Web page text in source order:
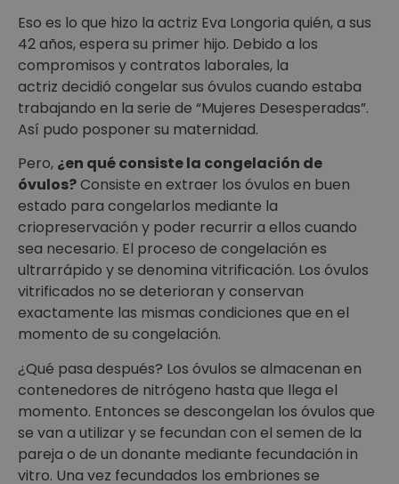
Eso es lo que hizo la actriz Eva Longoria quién, a sus
42 años, espera su primer hijo. Debido a los
compromisos y contratos laborales, la
actriz decidió congelar sus óvulos cuando estaba
trabajando en la serie de “Mujeres Desesperadas”.
Así pudo posponer su maternidad.
Pero, ¿en qué consiste la congelación de
óvulos?Consiste en extraer los óvulos en buen
estado para congelarlos mediante la
criopreservación y poder recurrir a ellos cuando
sea necesario. El proceso de congelación es
ultrarrápido y se denomina vitrificación. Los óvulos
vitrificados no se deterioran y conservan
exactamente las mismas condiciones que en el
momento de su congelación.
¿Qué pasa después? Los óvulos se almacenan en
contenedores de nitrógeno hasta que llega el
momento. Entonces se descongelan los óvulos que
se van a utilizar y se fecundan con el semen de la
pareja o de un donante mediante fecundación in
vitro. Una vez fecundados los embriones se